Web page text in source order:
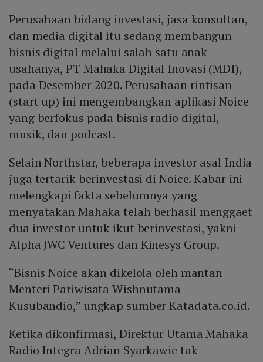
Perusahaan bidang investasi, jasa konsultan,
dan media digital itu sedang membangun
bisnis digital melalui salah satu anak
usahanya, PT Mahaka Digital Inovasi (MDI),
pada Desember 2020. Perusahaan rintisan
(start up) ini mengembangkan aplikasi Noice
yang berfokus pada bisnis radio digital,
musik, dan podcast.
Selain Northstar, beberapa investor asal India
juga tertarik berinvestasi di Noice. Kabar ini
melengkapi fakta sebelumnya yang
menyatakan Mahaka telah berhasil menggaet
dua investor untuk ikut berinvestasi, yakni
Alpha JWC Ventures dan Kinesys Group.
“Bisnis Noice akan dikelola oleh mantan
Menteri Pariwisata Wishnutama
Kusubandio,” ungkap sumber Katadata.co.id.
Ketika dikonfirmasi, Direktur Utama Mahaka
Radio Integra Adrian Syarkawie tak